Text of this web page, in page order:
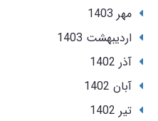
مهر 1403
ارديبهشت 1403
آذر 1402
آبان 1402
تير 1402